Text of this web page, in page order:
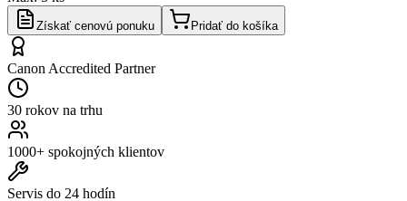
Získať cenovú ponuku Pridať do košíka
Canon Accredited Partner
30 rokov na trhu
1000+ spokojných klientov
Servis do 24 hodín